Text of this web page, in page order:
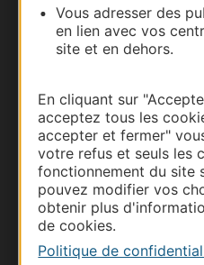
Vous adresser des
en lien avec vos
site et en dehors.
En cliquant sur
acceptez tous les
accepter et fermer"
votre refus et seuls les
fonctionnement du site
pouvez modifier vos
obtenir plus
de cookies.
Politique de
Thermalisme
Business/Mice
Pros d'Occitanie
Site presse et
Voyagistes